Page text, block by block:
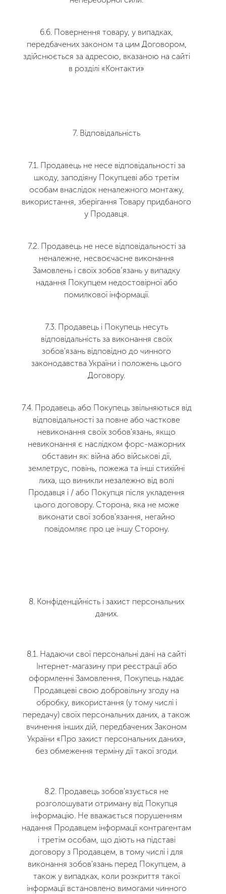
6.6. Повернення товару, у випадках,
передбачених законом та цим Договором,
здійснюється за адресою, вказаною на сайті
в розділі «Контакти»
7. Відповідальність
7.1. Продавець не несе відповідальності за
шкоду, заподіяну Покупцеві або третім
особам внаслідок неналежного монтажу,
використання, зберігання Товару придбаного
у Продавця.
7.2. Продавець не несе відповідальності за
неналежне, несвоєчасне виконання
Замовлень і своїх зобов’язань у випадку
надання Покупцем недостовірної або
помилкової інформації.
7.3. Продавець і Покупець несуть
відповідальність за виконання своїх
зобов'язань відповідно до чинного
законодавства України і положень цього
Договору.
7.4. Продавець або Покупець звільняються від
відповідальності за повне або часткове
невиконання своїх зобов'язань, якщо
невиконання є наслідком форс-мажорних
обставин як: війна або військові дії,
землетрус, повінь, пожежа та інші стихійні
лиха, що виникли незалежно від волі
Продавця і / або Покупця після укладення
цього договору. Сторона, яка не може
виконати свої зобов'язання, негайно
повідомляє про це іншу Сторону.
8. Конфіденційність і захист персональних
даних.
8.1. Надаючи свої персональні дані на сайті
Інтернет-магазину при реєстрації або
оформленні Замовлення, Покупець надає
Продавцеві свою добровільну згоду на
обробку, використання (у тому числі і
передачу) своїх персональних даних, а також
вчинення інших дій, передбачених Законом
України «Про захист персональних даних»,
без обмеження терміну дії такої згоди.
8.2. Продавець зобов'язується не
розголошувати отриману від Покупця
інформацію. Не вважається порушенням
надання Продавцем інформації контрагентам
і третім особам, що діють на підставі
договору з Продавцем, в тому числі і для
виконання зобов'язань перед Покупцем, а
також у випадках, коли розкриття такої
інформації встановлено вимогами чинного